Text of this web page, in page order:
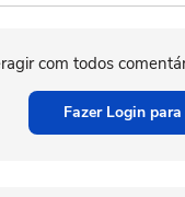
com todos
Fazer Login